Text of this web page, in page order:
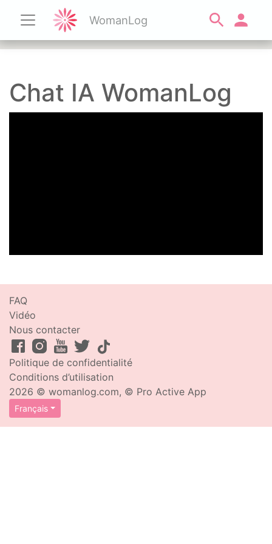
WomanLog
Chat IA WomanLog
Politique de confidentialité
Conditions d’utilisation
2026 © womanlog.com, © Pro Active App
Français
FAQ
Vidéo
Nous contacter